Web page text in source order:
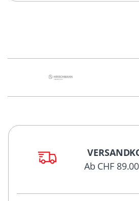
Ab CHF